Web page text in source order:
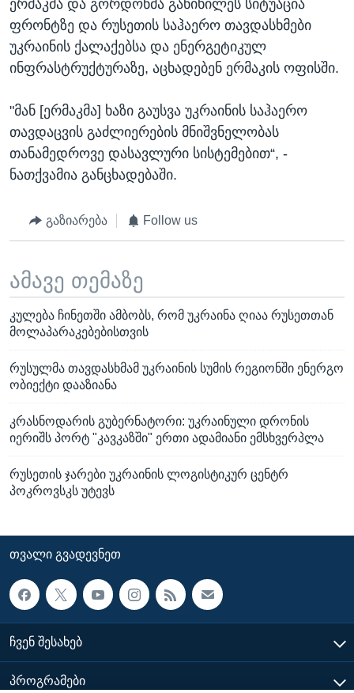
ერმაკმა და გორდონმა განიხილეს სიტუაცია
ფრონტზე და რუსეთის საჰაერო თავდასხმები
უკრაინის ქალაქებსა და ენერგეტიკულ
ინფრასტრუქტურაზე, აცხადებენ ერმაკის ოფისში.
"მან [ერმაკმა] ხაზი გაუსვა უკრაინის საჰაერო
თავდაცვის გაძლიერების მნიშვნელობას
თანამედროვე დასავლური სისტემებით“, -
ნათქვამია განცხადებაში.
გაზიარება Follow us
ამავე თემაზე
კულება ჩინეთში ამბობს, რომ უკრაინა ღიაა რუსეთთან
მოლაპარაკებებისთვის
რუსულმა თავდასხმამ უკრაინის სუმის რეგიონში ენერგო
ობიექტი დააზიანა
კრასნოდარის გუბერნატორი: უკრაინული დრონის
იერიშს პორტ "კავკაზში" ერთი ადამიანი ემსხვერპლა
რუსეთის ჯარები უკრაინის ლოგისტიკურ ცენტრ
პოკროვსკს უტევს
ᲗᲕᲐᲚᲘ ᲒᲕᲐᲓᲔᲕᲜᲔᲗ
ᲩᲕᲔᲜ ᲨᲔᲡᲐᲮᲔᲑ
ᲞᲠᲝᲒᲠᲐᲛᲔᲑᲘ